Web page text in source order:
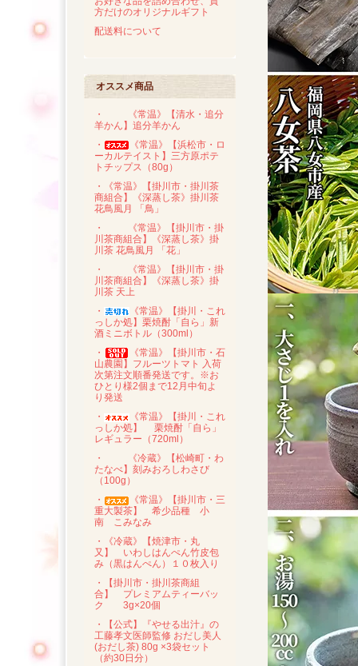
方だけのオリジナルギフト
配送料について
オススメ商品
・
《常温》【清水・追分
羊かん】追分羊かん
・
《常温》【浜松市・ロ
ーカルテイスト】三方原ポテ
トチップス（80g）
・《常温》【掛川市・掛川茶
商組合】《深蒸し茶》掛川茶
花鳥風月 「鳥」
・
《常温》【掛川市・掛
川茶商組合】《深蒸し茶》掛
川茶 花鳥風月 「花」
・
《常温》【掛川市・掛
川茶商組合】《深蒸し茶》掛
川茶 天上
・
《常温》【掛川・これ
っしか処】栗焼酎「自ら」新
酒ミニボトル（300ml）
・
《常温》【掛川市・石
山農園】フルーツトマト 入荷
次第注文順番発送です。※お
ひとり様2個まで12月中旬よ
り発送
・
《常温》【掛川・これ
っしか処】 栗焼酎「自ら」
レギュラー（720ml）
・
《冷蔵》【松崎町・わ
たなべ】刻みおろしわさび
（100g）
・
《常温》【掛川市・三
重大製茶】 希少品種 小
南 こみなみ
・《冷蔵》【焼津市・丸
又】 いわしはんぺん竹皮包
み（黒はんぺん）１０枚入り
・【掛川市・掛川茶商組
合】 プレミアムティーバッ
ク 3g×20個
・【公式】『やせる出汁』の
工藤孝文医師監修 おだし美人
(おだし茶) 80g ×3袋セット
（約30日分）